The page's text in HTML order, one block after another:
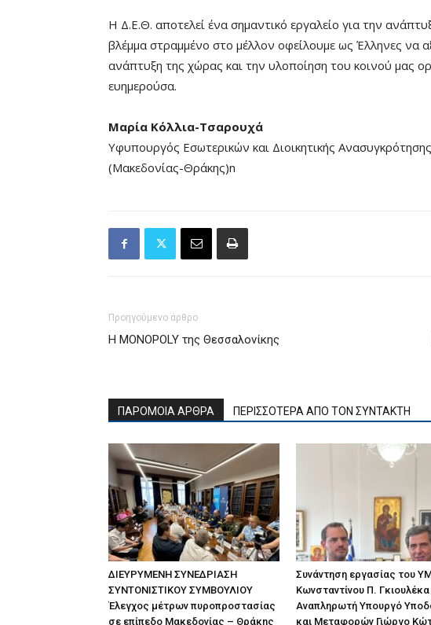
Η Δ.Ε.Θ. αποτελεί ένα σημαντικό εργαλείο για την
βλέμμα στραμμένο στο μέλλον οφείλουμε ως Έλληνες να
ανάπτυξη της χώρας και την υλοποίηση του κοινού μας
ευημερούσα.
Μαρία Κόλλια-Τσαρουχά
Υφυπουργός Εσωτερικών και Διοικητικής Ανασυγκρότησης
(Μακεδονίας-Θράκης)n
Προηγούμενο άρθρο
Η MONOPOLY της Θεσσαλονίκης
ΠΑΡΟΜΟΙΑ ΑΡΘΡΑ ΠΕΡΙΣΣΟΤΕΡΑ ΑΠΟ ΤΟΝ ΣΥΝΤΑΚΤΗ
ΔΙΕΥΡΥΜΕΝΗ ΣΥΝΕΔΡΙΑΣΗ
ΣΥΝΤΟΝΙΣΤΙΚΟΥ ΣΥΜΒΟΥΛΙΟΥ
Έλεγχος μέτρων πυροπροστασίας
σε επίπεδο Μακεδονίας – Θράκης
Συνάντηση εργασίας του
Κωνσταντίνου Π.
Αναπληρωτή Υπουργό
και Μεταφορών Γιώργο